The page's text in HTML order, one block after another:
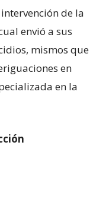
de la
envió a sus
mismos que
en
en la